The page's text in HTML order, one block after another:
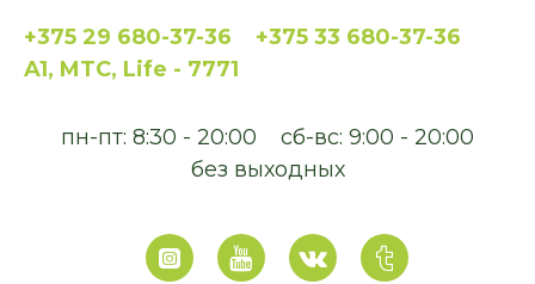
+375 29 680-37-36
+375 33 680-37-36
A1, MTC, Life - 7771
пн-пт: 8:30 - 20:00
сб-вс: 9:00 - 20:00
без выходных